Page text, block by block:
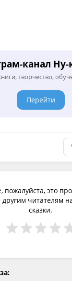
канал
творчество,
Перейти
пожалуйста, это
другим читателям
сказки.